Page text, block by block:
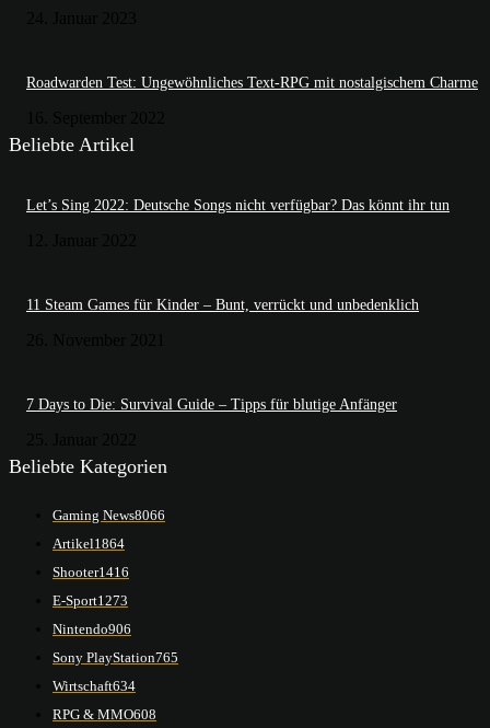
Roadwarden Test: Ungewöhnliches Text-RPG mit nostalgischem Charme
Beliebte Artikel
Let’s Sing 2022: Deutsche Songs nicht verfügbar? Das könnt ihr tun
11 Steam Games für Kinder – Bunt, verrückt und unbedenklich
7 Days to Die: Survival Guide – Tipps für blutige Anfänger
Beliebte Kategorien
Gaming News8066
Artikel1864
Shooter1416
E-Sport1273
Nintendo906
Sony PlayStation765
Wirtschaft634
RPG & MMO608